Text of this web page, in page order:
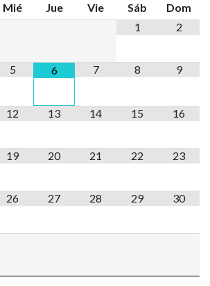
Mié Jue Vie Sáb
Dom
1
2
5 6 7 8 9
12 13 14 15 16
19 20 21 22 23
26 27 28 29 30